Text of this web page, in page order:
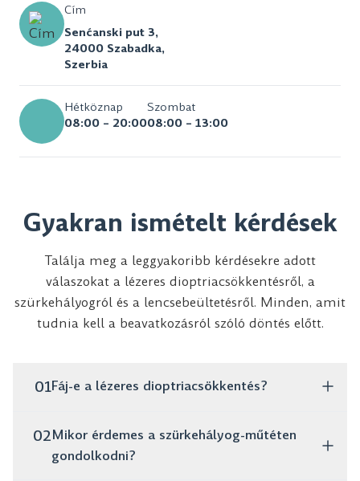
Cím
Senćanski put 3,
24000 Szabadka,
Szerbia
Hétköznap
08:00 – 20:00
Szombat
08:00 – 13:00
Gyakran ismételt kérdések
Találja meg a leggyakoribb kérdésekre adott
válaszokat a lézeres dioptriacsökkentésről, a
szürkehályogról és a lencsebeültetésről. Minden, amit
tudnia kell a beavatkozásról szóló döntés előtt.
01Fáj-e a lézeres dioptriacsökkentés?
Nem, az eljárás teljesen fájdalommentes. Mindössze
néhány percig tart, és már másnap szemüveg vagy
02Mikor érdemes a szürkehályog-műtéten
gondolkodni?